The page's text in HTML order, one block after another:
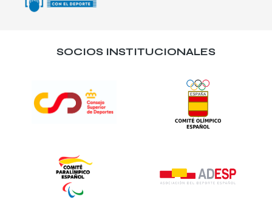
SOCIOS INSTITUCIONALES